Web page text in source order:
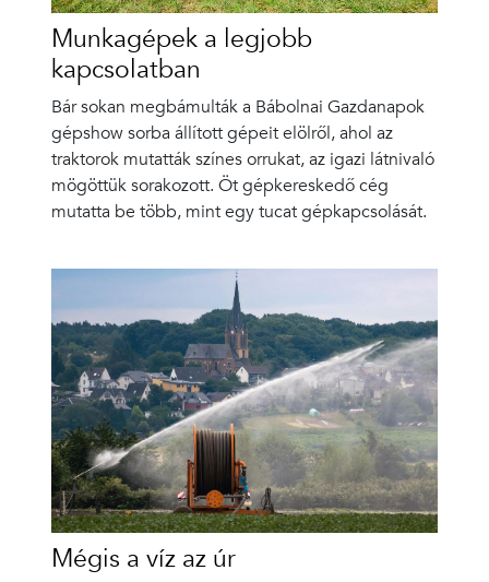
Munkagépek a legjobb
kapcsolatban
Bár sokan megbámulták a Bábolnai Gazdanapok
gépshow sorba állított gépeit elölről, ahol az
traktorok mutatták színes orrukat, az igazi látnivaló
mögöttük sorakozott. Öt gépkereskedő cég
mutatta be több, mint egy tucat gépkapcsolását.
Mégis a víz az úr